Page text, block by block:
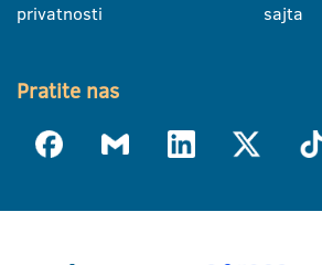
privatnosti
sajta
Pratite nas